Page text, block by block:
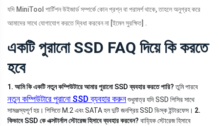
যদি MiniTool পার্টিশন উইজার্ড সম্পর্কে কোন প্রশ্ন বা পরামর্শ থাকে, তাহলে অনুগ্রহ করে
আমাদের সাথে যোগাযোগ করতে দ্বিধা করবেন না [ইমেল সুরক্ষিত] .
একটি পুরানো SSD FAQ দিয়ে কি করতে
হবে
1. আমি কি একটি নতুন কম্পিউটারে আমার পুরানো SSD ব্যবহার করতে পারি?তুমি পারবে
নতুন কম্পিউটারে পুরানো SSD ব্যবহার করুনশুধুমাত্র যদি SSD পিসির সাথে
সামঞ্জস্যপূর্ণ হয়। পিসিতে M.2 এবং SATA হল দুটি জনপ্রিয় SSD ডিস্ক ইন্টারফেস। 2.
কিভাবে SSD কে এক্সটার্নাল স্টোরেজ হিসাবে ব্যবহার করবেন? বাহ্যিক স্টোরেজ হিসাবে